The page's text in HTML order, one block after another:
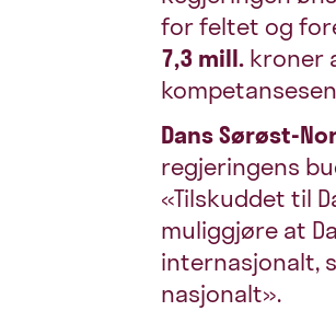
for feltet og
7,3 mill. kroner
Dans Sørøst-
regjeringens
«Tilskuddet til
muliggjøre at
internasjonalt,
nasjonalt».